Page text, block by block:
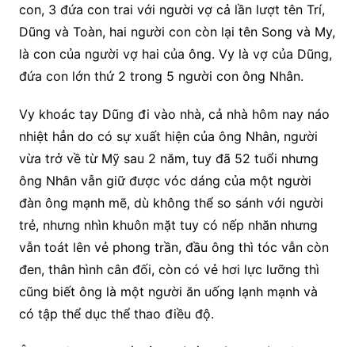
con, 3 đứa con trai với người vợ cả lần lượt tên Trí,
Dũng và Toàn, hai người con còn lại tên Song và My,
là con của người vợ hai của ông. Vy là vợ của Dũng,
đứa con lớn thứ 2 trong 5 người con ông Nhân.
Vy khoác tay Dũng đi vào nhà, cả nhà hôm nay náo
nhiệt hẳn do có sự xuất hiện của ông Nhân, người
vừa trở về từ Mỹ sau 2 năm, tuy đã 52 tuổi nhưng
ông Nhân vẫn giữ được vóc dáng của một người
đàn ông mạnh mẽ, dù không thể so sánh với người
trẻ, nhưng nhìn khuôn mặt tuy có nếp nhăn nhưng
vẫn toát lên vẻ phong trần, đầu ông thì tóc vẫn còn
đen, thân hình cân đối, còn có vẻ hơi lực lưỡng thì
cũng biết ông là một người ăn uống lạnh mạnh và
có tập thể dục thể thao điều độ.